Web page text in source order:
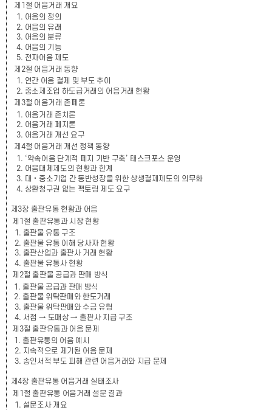
제 1 절 어음거래 개요
1. 어음의 정의
2. 어음의 유래
3. 어음의 분류
4. 어음의 기능
5. 전자어음 제도
제 2절 어음거래 동향
1. 연간 어음 결제 및 부도 추이
2. 중소제조업 하도급거래의 어음거래 현황
제 3절 어음거래 존폐론
1. 어음거래 존치론
2. 어음거래 폐지론
3. 어음거래 개선 요구
제 4절 어음거래 개선 정책 동향
1. ‘약속어음 단계적 폐지 기반 구축’ 태스크포스 운영
2. 어음대체제도의 현황과 한계
3. 대 ‧ 중소기업 간 동반성장을 위한 상생결제제도의 의무화
4. 상환청구권 없는 팩토링 제도 요구
제3장 출판유통 현황과 어음
제 1 절 출판유통과 시장 현황
1. 출판물 유통 구조
2. 출판물 유통 이해 당사자 현황
3. 출판산업과 출판사 거래 현황
4. 출판물 유통사 현황
제 2절 출판물 공급과 판매 방식
1. 출판물 공급과 판매 방식
2. 출판물 위탁판매와 한도거래
3. 출판물 위탁판매와 수금 유형
4. 서점 → 도매상→ 출판사 지급 구조
제3절 출판유통과 어음 문제
1. 출판유통의 어음 예시
2. 지속적으로 제기된 어음 문제
3. 송인서적 부도 피해 관련 어음거래와 지급 문제
제4장 출판유통 어음거래 실태조사
제 1 절 출판유통 어음거래 설문 결과
1. 설문조사 개요